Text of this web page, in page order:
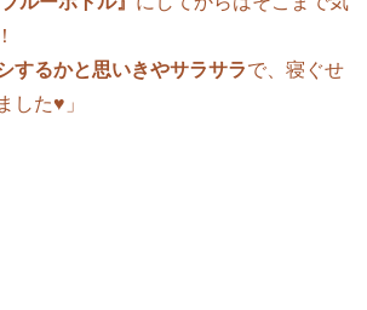
するかと思いきやサラサラで、寝ぐせ
した♥」